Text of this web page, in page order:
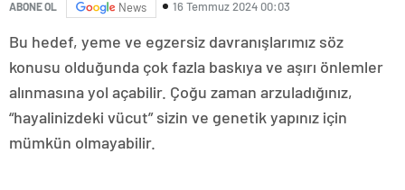
ABONE OL News 16 Temmuz 2024 00:03
Bu hedef, yeme ve egzersiz davranışlarımız söz
konusu olduğunda çok fazla baskıya ve aşırı önlemler
alınmasına yol açabilir. Çoğu zaman arzuladığınız,
“hayalinizdeki vücut” sizin ve genetik yapınız için
mümkün olmayabilir.